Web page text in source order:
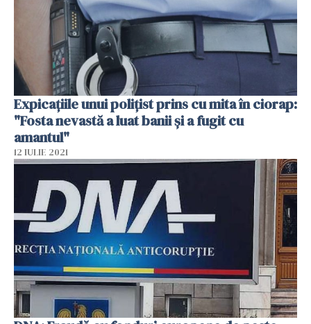
Expicaţiile unui poliţist prins cu mita în ciorap:
"Fosta nevastă a luat banii şi a fugit cu
amantul"
12 IULIE 2021